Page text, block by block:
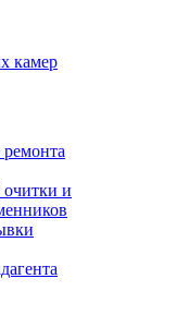
камер
и